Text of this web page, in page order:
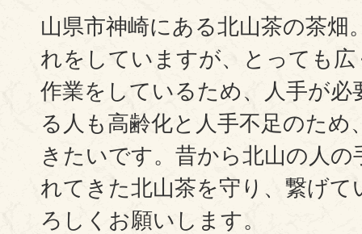
山県市神崎にある北山茶の茶畑
れをしていますが、とっても
作業をしているため、人手が必
る人も高齢化と人手不足のため
きたいです。昔から北山の人
れてきた北山茶を守り、繋げ
ろしくお願いします。